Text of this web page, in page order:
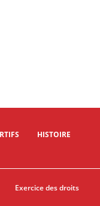
HISTOIRE
Exercice des droits